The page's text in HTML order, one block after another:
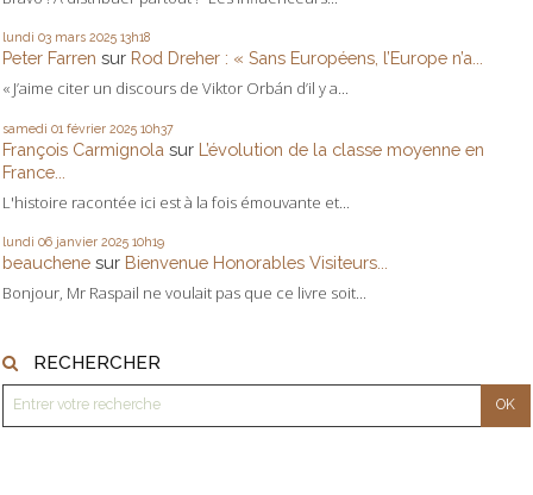
lundi 03 mars 2025 13h18
Peter Farren sur Rod Dreher : « Sans Européens, l’Europe n’a...
« J’aime citer un discours de Viktor Orbán d’il y a...
samedi 01 février 2025 10h37
François Carmignola sur L’évolution de la classe moyenne en
France...
L'histoire racontée ici est à la fois émouvante et...
lundi 06 janvier 2025 10h19
beauchene sur Bienvenue Honorables Visiteurs...
Bonjour, Mr Raspail ne voulait pas que ce livre soit...
RECHERCHER